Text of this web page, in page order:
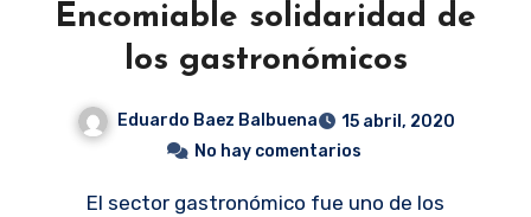
Encomiable solidaridad de
los gastronómicos
Eduardo Baez Balbuena
15 abril, 2020
No hay comentarios
El sector gastronómico fue uno de los